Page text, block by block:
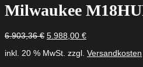
Milwaukee
6.903,36€ Ursprünglicher
war:
5.988,00 €Aktueller
ist:
inkl. 20 % MwSt. zzgl. Versandkosten